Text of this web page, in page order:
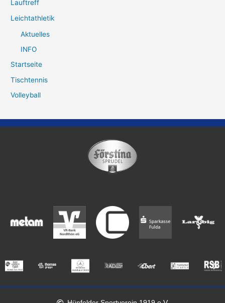
Lauftreff
Leichtathletik
Aktuelles
INFO
Startseite
Tischtennis
Volleyball